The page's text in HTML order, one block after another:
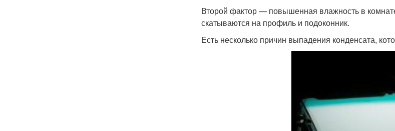
Второй фактор — повышенная влажность в
скатываются на профиль и подоконник.
Есть несколько причин выпадения конденсата,